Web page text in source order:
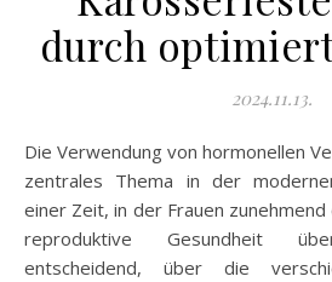
durch
2024.11.13.
Die Verwendung von hormonellen Verhütungsmitteln ist ein
zentrales Thema in der
einer Zeit, in der Frauen
reproduktive Gesundheit
entscheidend, über die